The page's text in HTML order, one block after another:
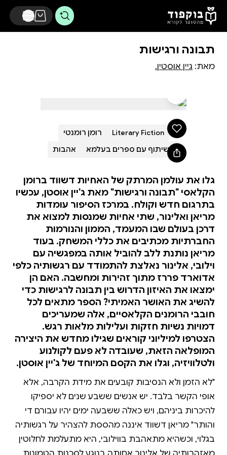
דלג לתוכן הראשי
תבונה ורגישות
מאת: גיין אוסטין.
Literary Fiction
רומן רומנטי
בשיתוף עם ספרים בעלמא
אהבות
גלו את עולמן המרתק של האחיות דשווד ברומן
הקלאסי "תבונה ורגישות" מאת ג'יין אוסטן, עכשיו
בתרגום חדש וקולח. במרכז הסיפור עומדות
מריאן ואלינור, שתי אחיות שמנסות למצוא את
דרכן בעולם שבו המעמד, הממון והנורמות
החברתיות מכתיבים את כללי המשחק. בעוד
מריאן נותנת ללב להוביל אותה במפגשיה עם
וילובי, אלינור נאלצת להתמודד עם רגשותיה כלפי
אדוארד פררז מתוך זהירות ומחשבה. האם הן
ימצאו את האיזון הדרוש בין תבונה לרגישות כדי
להשיג את האושר האמיתי? הספר מתאים לכל
חובבי הרומנים הקלאסיים, אלה שמעריכים
דמויות נשיות חזקות ועלילות מלאות רגש.
הצטרפו למיליוני קוראים שגילו מחדש את היצירה
המופלאה הזאת, שעובדה לא פעם לקולנוע
ולטלוויזיה, וגלו את הקסם המיוחד של ג'יין אוסטן.
"לא הזמן ולא הנסיבות קובעים את מידת הקרבה, אלא
אופי הקשר בלבד. יש אנשים ששבע שנים לא יספיקו
להיכרות ביניהם, ויש כאלה ששבעה ימים יהיו עבורם די
והותר" מריאן דשווד איננה מהססת להצהיר על רגשותיה
בגלוי, וכשהיא מתאהבת בווילובי, היא מתעלמת לחלוטין